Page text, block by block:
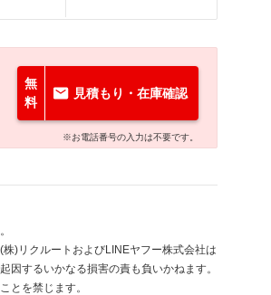
無
料
見積もり・在庫確認
※お電話番号の入力は不要です。
)リクルートおよびLINEヤフー株式会社は
因するいかなる損害の責も負いかねます。
とを禁じます。